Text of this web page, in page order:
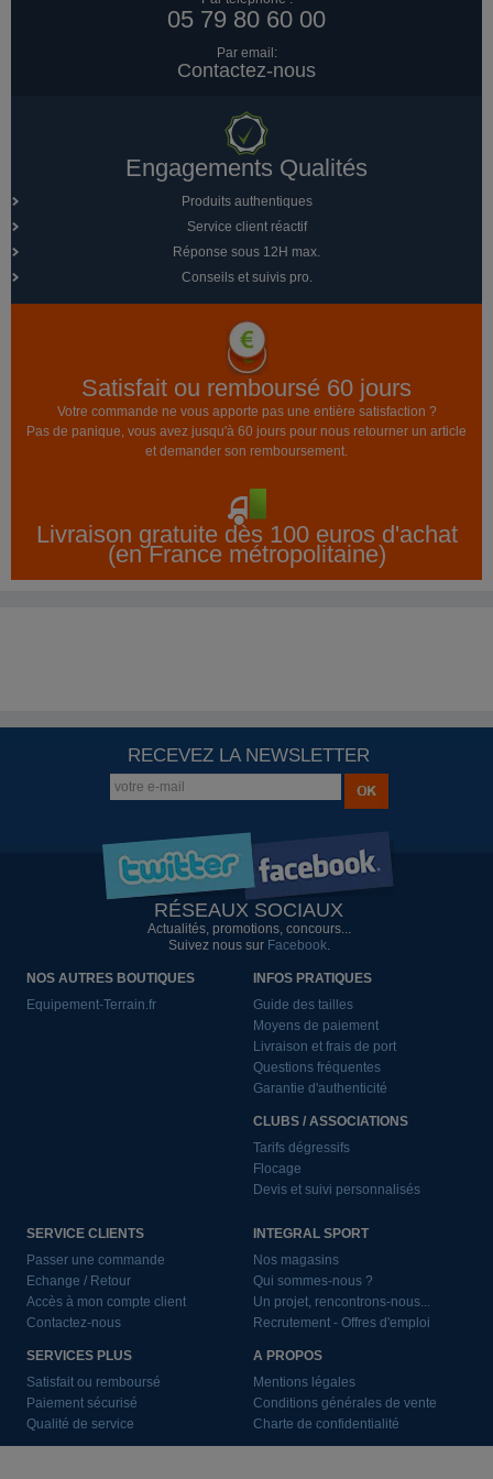
05 79 80 60 00
Par email:
Contactez-nous
Engagements Qualités
Produits authentiques
Service client réactif
Réponse sous 12H max.
Conseils et suivis pro.
Satisfait ou remboursé 60 jours
Votre commande ne vous apporte pas une entière satisfaction ?
Pas de panique, vous avez jusqu'à 60 jours pour nous retourner un article
et demander son remboursement.
Livraison gratuite dès 100 euros d'achat
(en France métropolitaine)
RECEVEZ LA NEWSLETTER
RÉSEAUX SOCIAUX
Actualités, promotions, concours...
Suivez nous sur Facebook.
NOS AUTRES BOUTIQUES
Equipement-Terrain.fr
INFOS PRATIQUES
Guide des tailles
Moyens de paiement
Livraison et frais de port
Questions fréquentes
Garantie d'authenticité
CLUBS / ASSOCIATIONS
Tarifs dégressifs
Flocage
Devis et suivi personnalisés
SERVICE CLIENTS
Passer une commande
Echange / Retour
Accès à mon compte client
Contactez-nous
SERVICES PLUS
Satisfait ou remboursé
Paiement sécurisé
Qualité de service
INTEGRAL SPORT
Nos magasins
Qui sommes-nous ?
Un projet, rencontrons-nous...
Recrutement - Offres d'emploi
A PROPOS
Mentions légales
Conditions générales de vente
Charte de confidentialité